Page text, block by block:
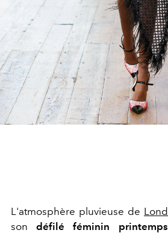
L'atmosphère pluvieuse de
sondéfilé féminin